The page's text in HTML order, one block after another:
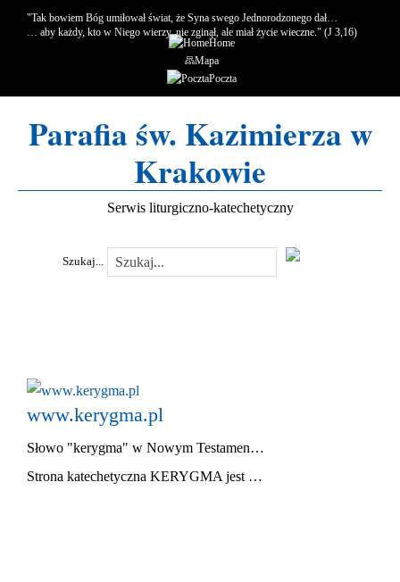
"Tak bowiem Bóg umiłował świat, że Syna swego Jednorodzonego dał…
… aby każdy, kto w Niego wierzy, nie zginął, ale miał życie wieczne." (J 3,16)
Home
Mapa
Poczta
Parafia św. Kazimierza w
Krakowie
Serwis liturgiczno-katechetyczny
Szukaj...
www.kerygma.pl
Słowo "kerygma" w Nowym Testamencie oznacza
Strona katechetyczna KERYGMA jest próbą włączenia środków informatyki w dzieło głoszenia Ewangelii, zwłaszcza w ramach szkolnej katechezy.